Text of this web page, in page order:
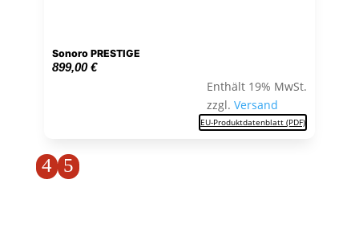
Sonoro PRESTIGE
899,00€
Enthält 19% MwSt.
zzgl.Versand
EU-Produktdatenblatt (PDF)
4 5